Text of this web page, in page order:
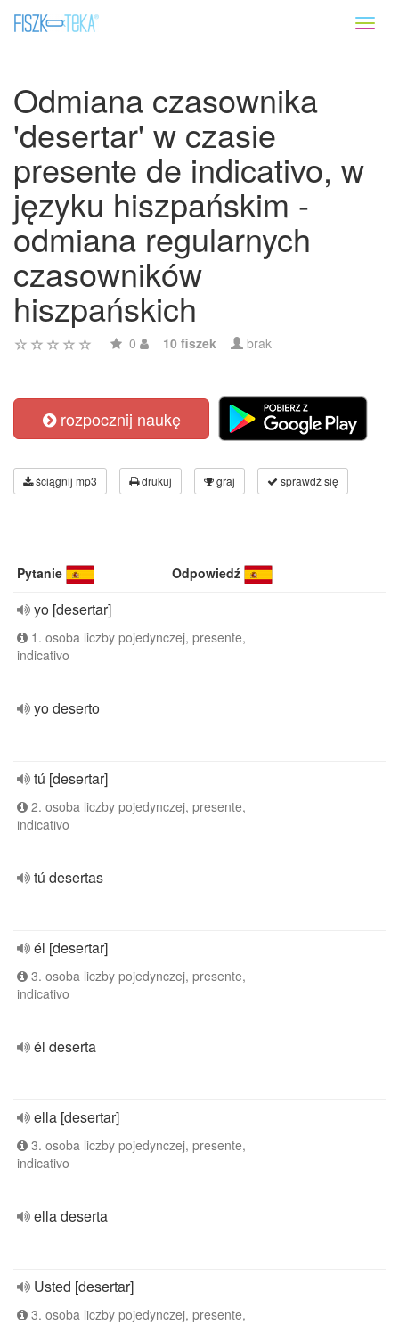
Odmiana czasownika
'desertar' w czasie
presente de indicativo, w
języku hiszpańskim -
odmiana regularnych
czasowników
hiszpańskich
0 10 fiszek brak
rozpocznij naukę
ściągnij mp3 drukuj graj sprawdź się
Pytanie Odpowiedź
yo [desertar]
1. osoba liczby pojedynczej, presente,
indicativo
yo deserto
tú [desertar]
2. osoba liczby pojedynczej, presente,
indicativo
tú desertas
él [desertar]
3. osoba liczby pojedynczej, presente,
indicativo
él deserta
ella [desertar]
3. osoba liczby pojedynczej, presente,
indicativo
ella deserta
Usted [desertar]
3. osoba liczby pojedynczej, presente,